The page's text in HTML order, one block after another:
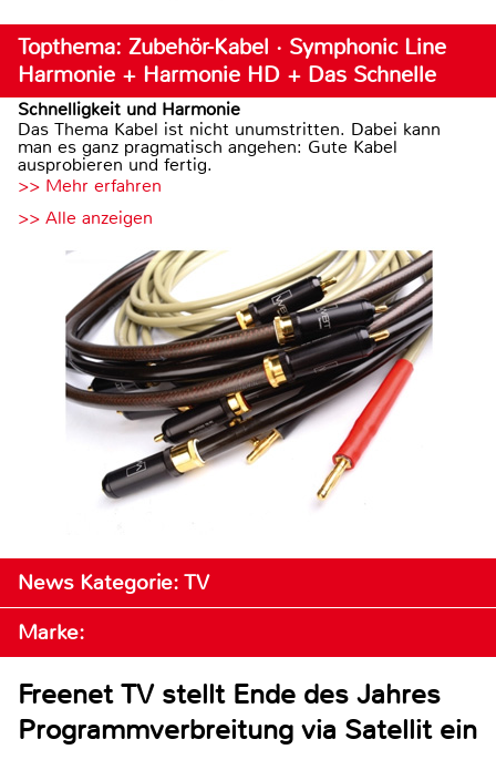
Topthema: Zubehör-Kabel · Symphonic Line
Harmonie + Harmonie HD + Das Schnelle
Schnelligkeit und Harmonie
Das Thema Kabel ist nicht unumstritten. Dabei kann
man es ganz pragmatisch angehen: Gute Kabel
ausprobieren und fertig.
>> Mehr erfahren
>> Alle anzeigen
News Kategorie: TV
Marke:
Freenet TV stellt Ende des Jahres
Programmverbreitung via Satellit ein